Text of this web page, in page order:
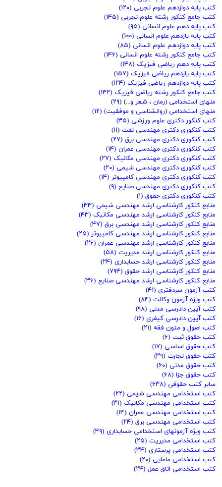
کتب پایه دوازدهم علوم تجربی (۱۲۰)
کتب جامع کنکور رشته علوم تجربی (۱۴۵)
کتب پایه دهم علوم انسانی (۹۵)
کتب پایه یازدهم علوم انسانی (۱۰۰)
کتب پایه دوازدهم علوم انسانی (۸۵)
کتب جامع کنکور رشته علوم انسانی (۱۴۶)
کتب پایه دهم ریاضی فیزیک (۱۴۸)
کتب پایه یازدهم ریاضی فیزیک (۱۵۷)
کتب پایه دوازدهم ریاضی فیزیک (۱۲۴)
کتب جامع کنکور رشته ریاضی فیزیک (۱۳۲)
منهای استخدامی (رمان ، شعر و...) (۲۹)
منهای استخدامی (روانشناسی و موفقیت) (۱۲)
کتب کنکور دکتری علوم ورزشی (۳۵)
کتب کنکوری دکتری مهندسی نفت (۱۱)
کتب کنکوری دکتری مهندسی برق (۲۷)
کتب کنکوری دکتری مهندسی عمران (۱۴)
کتب کنکوری دکتری مهندسی مکانیک (۲۷)
کتب کنکوری دکتری مهندسی شیمی (۲۰)
کتب کنکوری دکتری مهندسی کامپیوتر (۱۴)
کتب کنکوری دکتری مهندسی صنایع (۹)
کتب کنکوری دکتری حقوق (۱)
منابع کنکور کارشناسی ارشد مهندسی شیمی (۳۳)
منابع کنکور کارشناسی ارشد مهندسی مکانیک (۴۳)
منابع کنکور کارشناسی ارشد مهندسی برق (۴۷)
منابع کنکور کارشناسی ارشد مهندسی کامپیوتر (۲۵)
منابع کنکور کارشناسی ارشد مهندسی عمران (۲۶)
منابع کنکور کارشناسی ارشد مدیریت (۵۸)
منابع کنکور کارشناسی ارشد حسابداری (۲۴)
منابع کنکور کارشناسی ارشد حقوق (۷۹۴)
منابع کنکور کارشناسی ارشد مهندسی صنایع (۳۶)
کتب آزمون سردفتری (۴۱)
کتب ویژه آزمون وکالت (۸۴)
کتب آیین دادرسی مدنی (۹۸)
کتب آیین دادرسی کیفری (۱۶)
کتب اصول و متون فقه (۲۱)
کتب حقوق ثبت (۶)
کتب حقوق اساسی (۱۷)
کتب حقوق تجارت (۳۹)
کتب حقوق مدنی (۶۰)
کتب حقوق جزا (۶۸)
سایر کتب حقوقی (۶۳۸)
کتب استخدامی مهندسی شیمی (۲۲)
کتب استخدامی مهندسی مکانیک (۳۱)
کتب استخدامی مهندسی عمران (۱۴)
کتب استخدامی مهندسی برق (۲۴)
کتب ویژه آزمونهای استخدامی حسابداری (۴۹)
کتب استخدامی مدیریت (۲۵)
کتب استخدامی پرستاری (۳۴)
کتب استخدامی مامایی (۲۰)
کتب استخدامی اتاق عمل (۲۴)